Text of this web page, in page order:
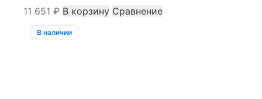
11 651 ₽ В корзину Сравнение
В наличии